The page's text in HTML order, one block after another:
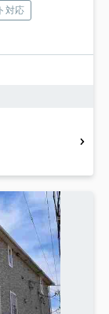
対応